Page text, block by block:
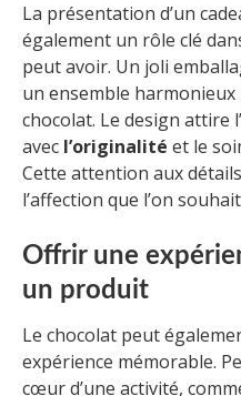
La présentation d’un
également un rôle clé
peut avoir. Un joli
un ensemble
chocolat. Le design attire
avec l’originalité et le
Cette attention aux
l’affection que l’on
Offrir une
un produit
Le chocolat peut
expérience mémorable.
cœur d’une activité,